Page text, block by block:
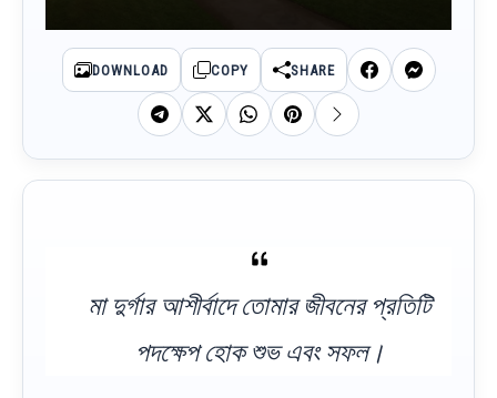
DOWNLOAD COPY SHARE
মা দুর্গার আশীর্বাদে তোমার জীবনের প্রতিটি
পদক্ষেপ হোক শুভ এবং সফল।